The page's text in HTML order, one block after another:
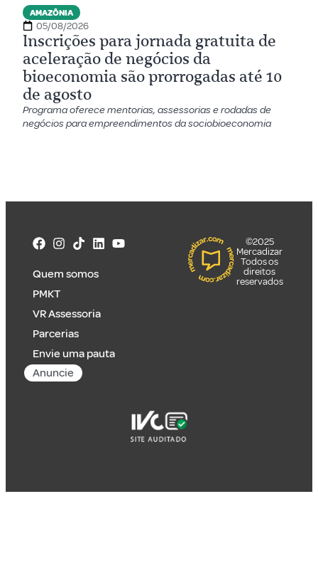
AMAZÔNIA
05/08/2026
Inscrições para jornada gratuita de
aceleração de negócios da
bioeconomia são prorrogadas até 10
de agosto
Programa oferece mentorias, assessorias e rodadas de
negócios para empreendimentos da sociobioeconomia
Quem somos
PMKT
VR Assessoria
Parcerias
Envie uma pauta
Anuncie
©2025
Mercadizar
Todos os
direitos
reservados